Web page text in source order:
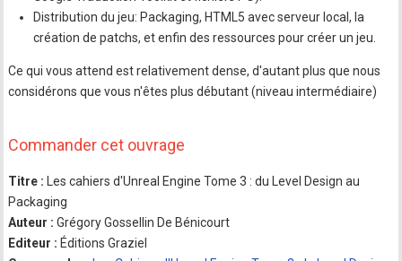
Distribution du jeu: Packaging, HTML5 avec serveur local, la
création de patchs, et enfin des ressources pour créer un jeu.
Ce qui vous attend est relativement dense, d'autant plus que nous
considérons que vous n'êtes plus débutant (niveau intermédiaire)
Commander cet ouvrage
Titre :
Les cahiers d'Unreal Engine Tome 3 : du Level Design au
Packaging
Auteur :Grégory Gossellin De Bénicourt
Editeur : Éditions Graziel